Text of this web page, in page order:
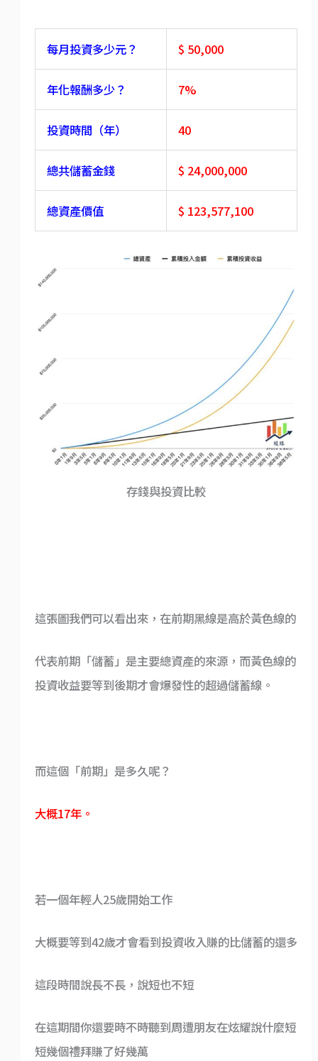
每月投資多少元？ $‎ 50,000
年化報酬多少？ 7%
投資時間（年） 40
總共儲蓄金錢 $‎ 24,000,000
總資產價值 $‎ 123,577,100
存錢與投資比較
這張圖我們可以看出來，在前期黑線是高於黃色線的
代表前期「儲蓄」是主要總資產的來源，而黃色線的
投資收益要等到後期才會爆發性的超過儲蓄線。
而這個「前期」是多久呢？
大概17年。
若一個年輕人25歲開始工作
大概要等到42歲才會看到投資收入賺的比儲蓄的還多
這段時間說長不長，說短也不短
在這期間你還要時不時聽到周遭朋友在炫耀說什麼短
短幾個禮拜賺了好幾萬